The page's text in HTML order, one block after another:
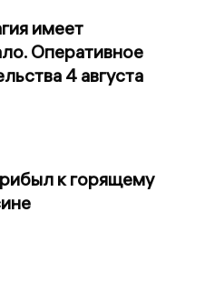
имеет
Оперативное
4 августа
к горящему